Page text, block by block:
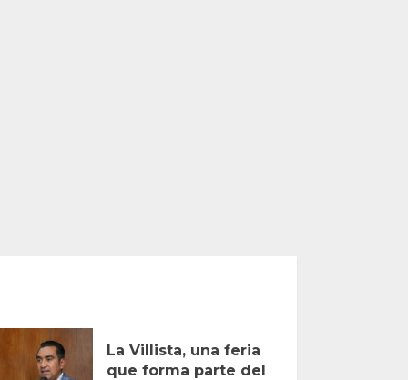
La Villista, una feria
que forma parte del